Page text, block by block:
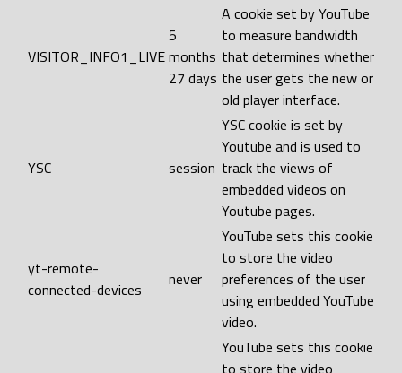
VISITOR_INFO1_LIVE
5
months
27 days
A cookie set by YouTube
to measure bandwidth
that determines whether
the user gets the new or
old player interface.
YSC session
YSC cookie is set by
Youtube and is used to
track the views of
embedded videos on
Youtube pages.
yt-remote-
connected-devices
never
YouTube sets this cookie
to store the video
preferences of the user
using embedded YouTube
video.
YouTube sets this cookie
to store the video